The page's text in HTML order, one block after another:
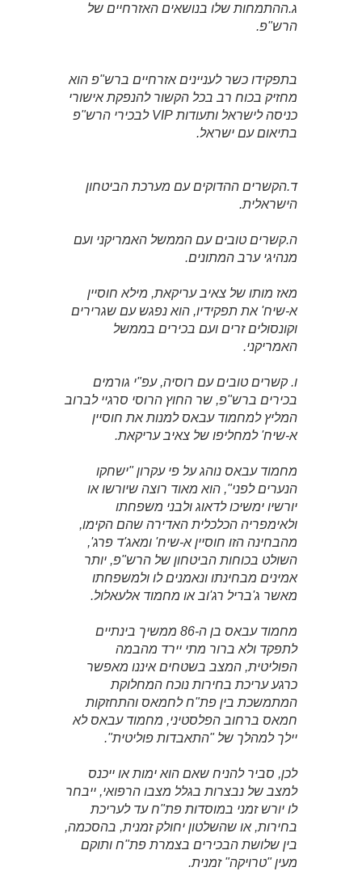
ג.ההתמחות שלו בנושאים האזרחיים של
הרש"פ.
בתפקידו כשר לעניינים אזרחיים ברש"פ הוא
מחזיק בכוח רב בכל הקשור להנפקת אישורי
כניסה לישראל ותעודות VIP לבכירי הרש"פ
בתיאום עם ישראל.
ד.הקשרים ההדוקים עם מערכת הביטחון
הישראלית.
ה.קשרים טובים עם הממשל האמריקני ועם
מנהיגי ערב המתונים.
מאז מותו של צאיב עריקאת, מילא חוסיין
א-שיח' את תפקידיו, הוא נפגש עם שגרירים
וקונסולים זרים ועם בכירים בממשל
האמריקני.
ו. קשרים טובים עם רוסיה, עפ"י גורמים
בכירים ברש"פ, שר החוץ הרוסי סרגיי לברוב
המליץ למחמוד עבאס למנות את חוסיין
א-שיח' למחליפו של צאיב עריקאת.
מחמוד עבאס נוהג על פי עקרון "ישחקו
הנערים לפני", הוא מאוד רוצה שיורשו או
יורשיו ימשיכו לדאוג ולבני משפחתו
ולאימפריה הכלכלית האדירה שהם הקימו,
מהבחינה הזו חוסיין א-שיח' ומאג'ד פרג',
השולט בכוחות הביטחון של הרש"פ, יותר
אמינים מבחינתו ונאמנים לו ולמשפחתו
מאשר ג'בריל רג'וב או מחמוד אלעאלול.
מחמוד עבאס בן ה-86 ממשיך בינתיים
לתפקד ולא ברור מתי יירד מהבמה
הפוליטית, המצב בשטחים איננו מאפשר
כרגע עריכת בחירות נוכח המחלוקת
המתמשכת בין פת"ח לחמאס והתחזקות
חמאס ברחוב הפלסטיני, מחמוד עבאס לא
יילך למהלך של "התאבדות פוליטית".
לכן, סביר להניח שאם הוא ימות או ייכנס
למצב של נבצרות בגלל מצבו הרפואי, ייבחר
לו יורש זמני במוסדות פת"ח עד לעריכת
בחירות, או שהשלטון יחולק זמנית, בהסכמה,
בין שלושת הבכירים בצמרת פת"ח ותוקם
מעין "טרויקה" זמנית.